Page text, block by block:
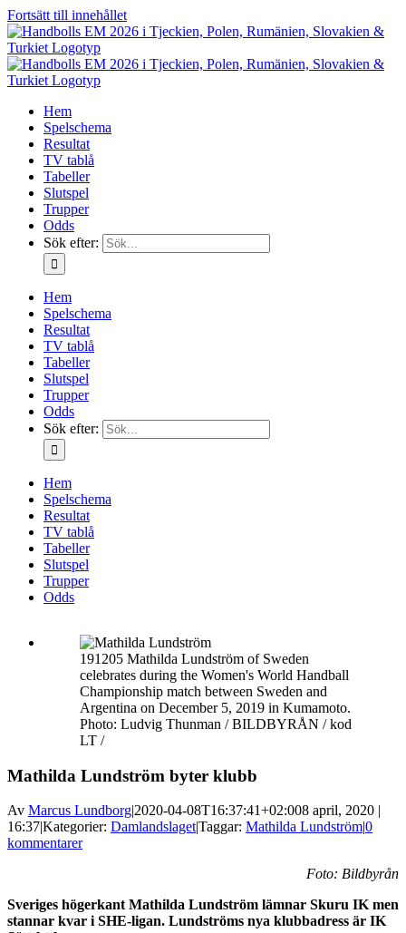
Fortsätt till innehållet
Hem
Spelschema
Resultat
TV tablå
Tabeller
Slutspel
Trupper
Odds
Sök efter:
Hem
Spelschema
Resultat
TV tablå
Tabeller
Slutspel
Trupper
Odds
Sök efter:
Hem
Spelschema
Resultat
TV tablå
Tabeller
Slutspel
Trupper
Odds
191205 Mathilda Lundström of Sweden
celebrates during the Women's World Handball
Championship match between Sweden and
Argentina on December 5, 2019 in Kumamoto.
Photo: Ludvig Thunman / BILDBYRÅN / kod
LT /
Mathilda Lundström byter klubb
Av Marcus Lundborg|2020-04-08T16:37:41+02:008 april, 2020 |
16:37|Kategorier: Damlandslaget|Taggar: Mathilda Lundström|0
kommentarer
Foto: Bildbyrån
Sveriges högerkant Mathilda Lundström lämnar Skuru IK men
stannar kvar i SHE-ligan. Lundströms nya klubbadress är IK